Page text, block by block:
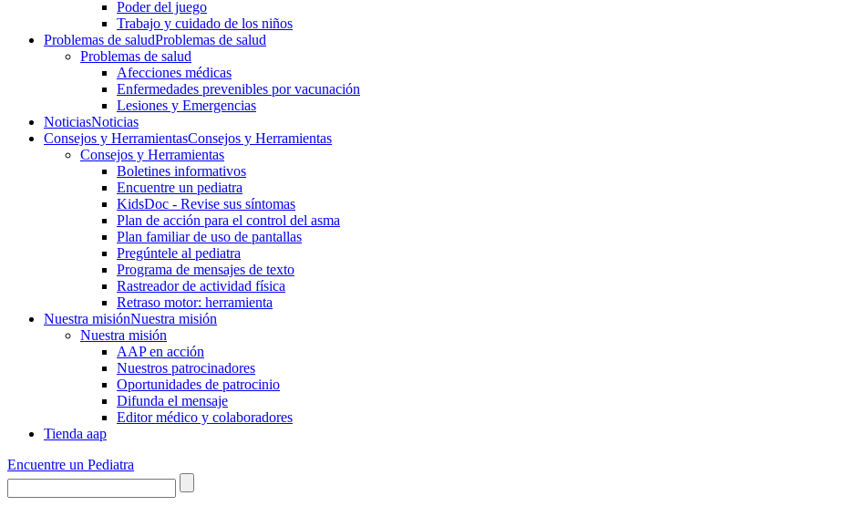
Poder del juego
Trabajo y cuidado de los niños
Problemas de saludProblemas de salud
Problemas de salud
Afecciones médicas
Enfermedades prevenibles por vacunación
Lesiones y Emergencias
NoticiasNoticias
Consejos y HerramientasConsejos y Herramientas
Consejos y Herramientas
Boletines informativos
Encuentre un pediatra
KidsDoc - Revise sus síntomas
Plan de acción para el control del asma
Plan familiar de uso de pantallas
Pregúntele al pediatra
Programa de mensajes de texto
Rastre​​ador de activida​d física
Retraso motor: herramienta
Nuestra misiónNuestra misión
Nuestra misión
AAP en acción
Nuestros patrocinadores
Oportunidades de patrocinio
Difunda el mensaje
Editor médico y colaboradores
Tienda aap
Encuentre un Pediatra